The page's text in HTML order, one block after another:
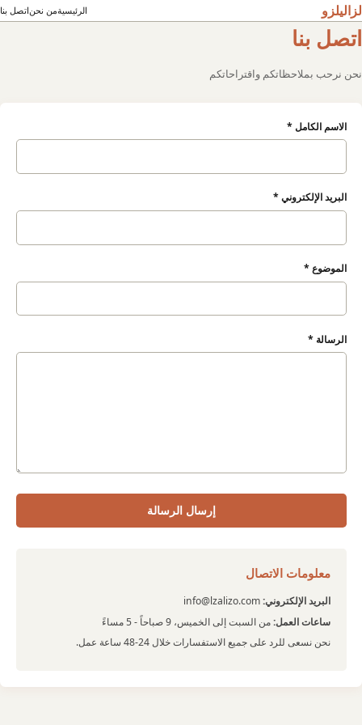
لزاليلزو الرئيسيةمن نحناتصل بنا
اتصل بنا
نحن نرحب بملاحظاتكم واقتراحاتكم
الاسم الكامل *
البريد الإلكتروني *
الموضوع *
الرسالة *
إرسال الرسالة
معلومات الاتصال
البريد الإلكتروني:info@lzalizo.com
ساعات العمل:من السبت إلى الخميس، 9 صباحاً - 5 مساءً
نحن نسعى للرد على جميع الاستفسارات خلال 24-48 ساعة عمل.